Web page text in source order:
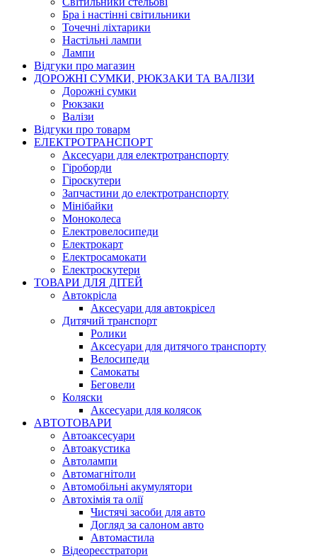
Бра і настінні світильники
Точечні ліхтарики
Настільні лампи
Лампи
Відгуки про магазин
ДОРОЖНІ СУМКИ, РЮКЗАКИ ТА ВАЛІЗИ
Дорожні сумки
Рюкзаки
Валізи
Відгуки про товарм
ЕЛЕКТРОТРАНСПОРТ
Аксесуари для електротранспорту
Гіроборди
Гіроскутери
Запчастини до електротранспорту
Мінібайки
Моноколеса
Електровелосипеди
Електрокарт
Електросамокати
Електроскутери
ТОВАРИ ДЛЯ ДІТЕЙ
Автокрісла
Аксесуари для автокрісел
Дитячий транспорт
Ролики
Аксесуари для дитячого транспорту
Велосипеди
Самокаты
Беговели
Коляски
Аксесуари для колясок
АВТОТОВАРИ
Автоаксесуари
Автоакустика
Автолампи
Автомагнітоли
Автомобільні акумулятори
Автохімія та олії
Чистячі засоби для авто
Догляд за салоном авто
Автомастила
Відеореєстратори